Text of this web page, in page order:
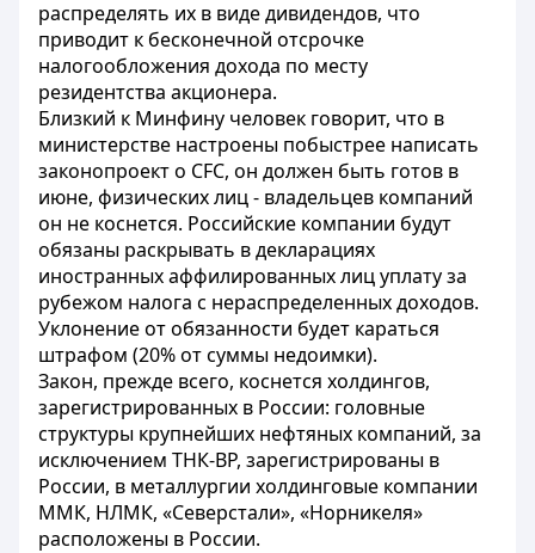
распределять их в виде дивидендов, что
приводит к бесконечной отсрочке
налогообложения дохода по месту
резидентства акционера.
Близкий к Минфину человек говорит, что в
министерстве настроены побыстрее написать
законопроект о CFC, он должен быть готов в
июне, физических лиц - владельцев компаний
он не коснется. Российские компании будут
обязаны раскрывать в декларациях
иностранных аффилированных лиц уплату за
рубежом налога с нераспределенных доходов.
Уклонение от обязанности будет караться
штрафом (20% от суммы недоимки).
Закон, прежде всего, коснется холдингов,
зарегистрированных в России: головные
структуры крупнейших нефтяных компаний, за
исключением ТНК-ВР, зарегистрированы в
России, в металлургии холдинговые компании
ММК, НЛМК, «Северстали», «Норникеля»
расположены в России.